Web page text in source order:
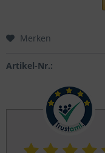
Merken
Artikel-Nr.: